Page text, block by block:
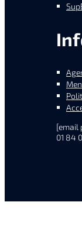
[email
01 84